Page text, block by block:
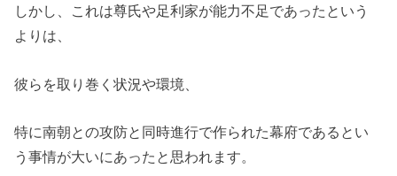
しかし、これは尊氏や足利家が能力不足であったという
よりは、
彼らを取り巻く状況や環境、
特に南朝との攻防と同時進行で作られた幕府であるとい
う事情が大いにあったと思われます。